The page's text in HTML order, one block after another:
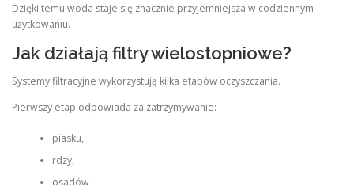
Dzięki temu woda staje się znacznie przyjemniejsza w codziennym
użytkowaniu.
Jak działają filtry wielostopniowe?
Systemy filtracyjne wykorzystują kilka etapów oczyszczania.
Pierwszy etap odpowiada za zatrzymywanie:
piasku,
rdzy,
osadów,